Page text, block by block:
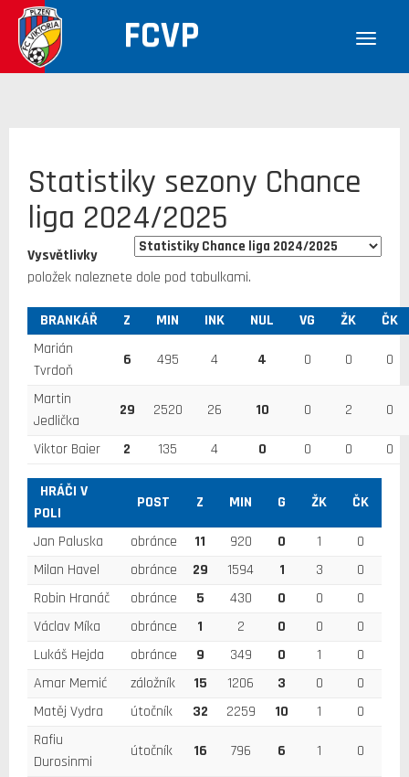
FCVP
Statistiky sezony Chance
liga 2024/2025
Vysvětlivky
položek naleznete dole pod tabulkami.
BRANKÁŘ Z MIN INK NUL VG ŽK
ČK
Marián
Tvrdoň
6 495 4 4 0 0 0
Martin
Jedlička
29 2520 26 10 0 2 0
Viktor Baier 2 135 4 0 0 0 0
HRÁČI V
POLI
POST Z MIN G ŽK ČK
Jan Paluska obránce 11 920 0 1
0
Milan Havel
obránce 29 1594 1 3
0
Robin Hranáč
obránce 5 430 0 0
0
Václav Míka
obránce 1 2 0 0
0
Lukáš Hejda
obránce 9 349 0 1
0
Amar Memić
záložník 15 1206 3 0
0
Matěj Vydra
útočník 32 2259 10 1
0
Rafiu
Durosinmi
útočník 16 796 6 1 0